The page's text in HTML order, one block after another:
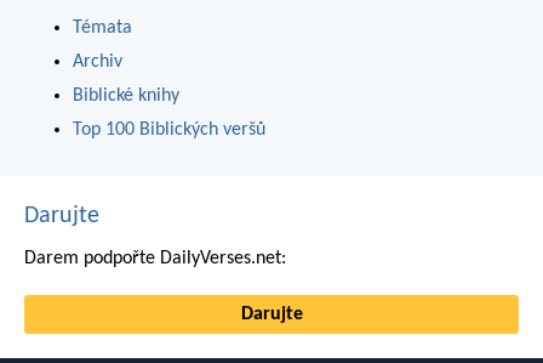
Témata
Archiv
Biblické knihy
Top 100 Biblických veršů
Darujte
Darem podpořte DailyVerses.net:
Darujte